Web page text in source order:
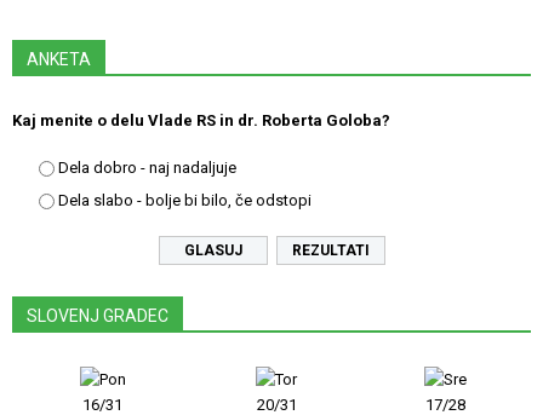
ANKETA
Kaj menite o delu Vlade RS in dr. Roberta Goloba?
Dela dobro - naj nadaljuje
Dela slabo - bolje bi bilo, če odstopi
REZULTATI
SLOVENJ GRADEC
16/31
20/31
17/28